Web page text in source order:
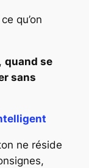
qu’on
quand se
sans
ne réside